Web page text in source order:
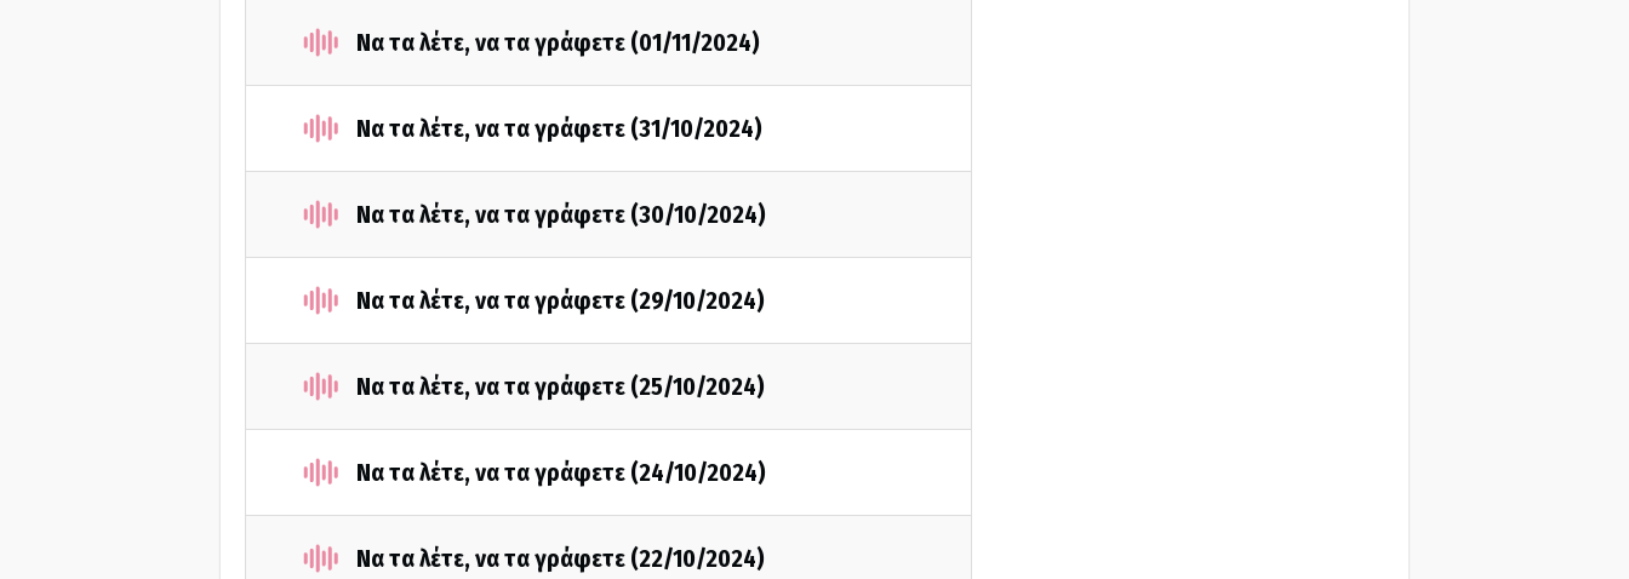
Να τα λέτε, να τα γράφετε (01/11/2024)
Να τα λέτε, να τα γράφετε (31/10/2024)
Να τα λέτε, να τα γράφετε (30/10/2024)
Να τα λέτε, να τα γράφετε (29/10/2024)
Να τα λέτε, να τα γράφετε (25/10/2024)
Να τα λέτε, να τα γράφετε (24/10/2024)
Να τα λέτε, να τα γράφετε (22/10/2024)